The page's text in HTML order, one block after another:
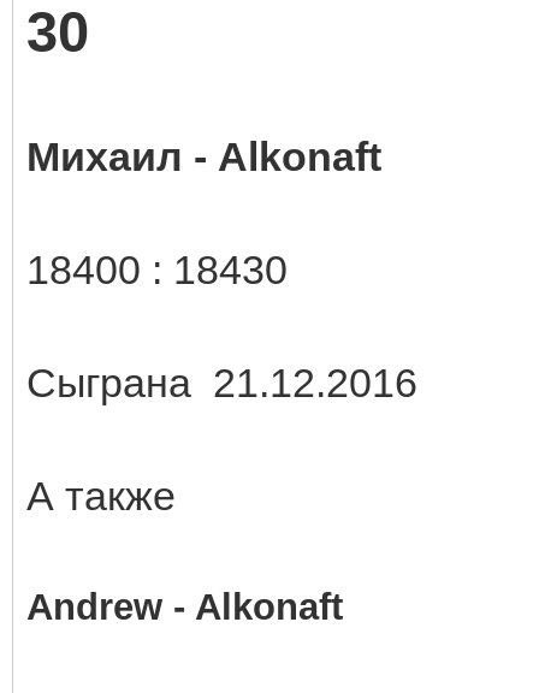
30
Михаил - Alkonaft
18400 : 18430
Сыграна 21.12.2016
А также
Andrew - Alkonaft